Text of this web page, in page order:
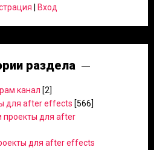
Вход
раздела
канал [2]
для after effects [566]
проекты для after
для after effects